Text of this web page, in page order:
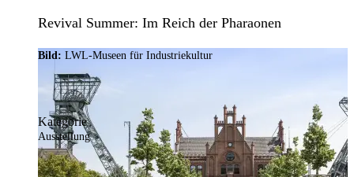
Revival Summer: Im Reich der Pharaonen
Bild: LWL-Museen für Industriekultur
Kategorie
Ausstellung